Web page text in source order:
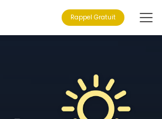
Rappel Gratuit